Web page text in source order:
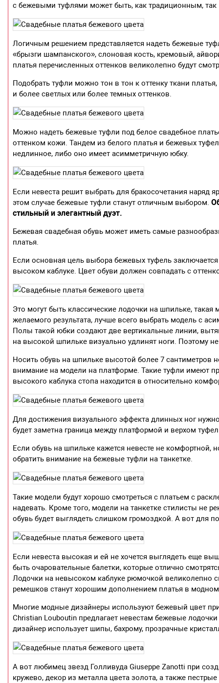
с бежевыми туфлями может быть, как традиционным,
Логичным решением представляется надеть бежевые
«брызги шампанского», слоновая кость, кремовый,
платья перечисленных оттенков великолепно будут
Подобрать туфли можно тон в тон к оттенку ткани
и более светлых или более темных оттенков.
Можно надеть бежевые туфли под белое свадебное
оттенком кожи. Тандем из белого платья и бежевых
недлинное, либо оно имеет асимметричную юбку.
Если невеста решит выбрать для бракосочетания наряд
этом случае бежевые туфли станут отличным выбором.
стильный и элегантный дуэт.
Бежевая свадебная обувь может иметь самые
платья.
Если основная цель выбора бежевых туфель
высоком каблуке. Цвет обуви должен совпадать с
Это могут быть классические лодочки на шпильке,
желаемого результата, лучше всего выбрать модель с
Полы такой юбки создают две вертикальные линии,
на высокой шпильке визуально удлинят ноги. Поэтому
Носить обувь на шпильке высотой более 7
внимание на модели на платформе. Такие туфли имеют
высокого каблука стопа находится в относительно
Для достижения визуального эффекта длинных ног
будет заметна граница между платформой и верхом
Если обувь на шпильке кажется невесте не комфортной,
обратить внимание на бежевые туфли на танкетке.
Такие модели будут хорошо смотреться с платьем с
надевать. Кроме того, модели на танкетке стилисты не
обувь будет выглядеть слишком громоздкой. А вот для
Если невеста высокая и ей не хочется выглядеть еще
быть очаровательные балетки, которые отлично
Лодочки на невысоком каблуке рюмочкой великолепно
ремешков станут хорошим дополнением платья в модном
Многие модные дизайнеры используют бежевый цвет
Christian Louboutin предлагает невестам бежевые
дизайнер использует шипы, бахрому, прозрачные
А вот любимец звезд Голливуда Giuseppe Zanotti при
кружево, декор из металла цвета золота, а также пестрые